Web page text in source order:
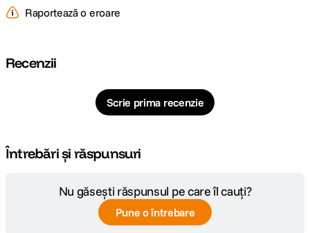
Raportează o eroare
Recenzii
Scrie prima recenzie
Întrebări și răspunsuri
Nu găsești răspunsul pe care îl cauți?
Pune o întrebare